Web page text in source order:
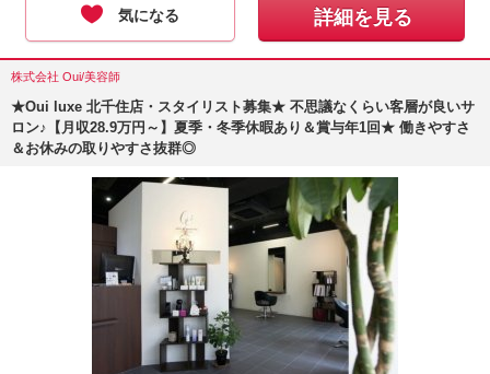
気になる 詳細を見る
株式会社 Oui/美容師
★Oui luxe 北千住店・スタイリスト募集★ 不思議なくらい客層が良いサ
ロン♪【月収28.9万円～】夏季・冬季休暇あり＆賞与年1回★ 働きやすさ
＆お休みの取りやすさ抜群◎